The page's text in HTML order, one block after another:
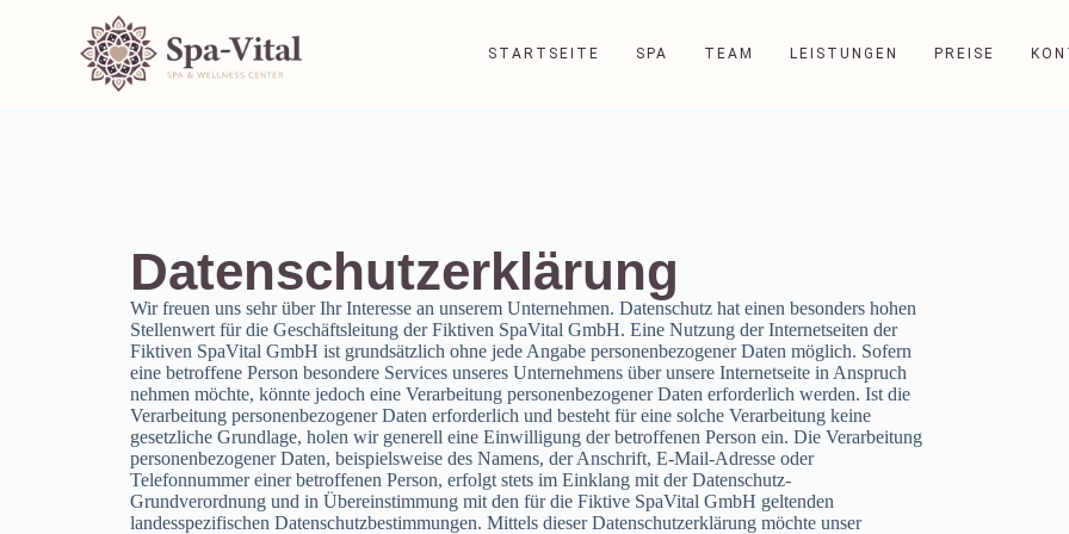
STARTSEITE SPA TEAM LEISTUNGEN PREISE
Datenschutzerklärung
Wir freuen uns sehr über Ihr Interesse an unserem Unternehmen. Datenschutz hat einen besonders hohen
Stellenwert für die Geschäftsleitung der Fiktiven SpaVital GmbH. Eine Nutzung der Internetseiten der
Fiktiven SpaVital GmbH ist grundsätzlich ohne jede Angabe personenbezogener Daten möglich. Sofern
eine betroffene Person besondere Services unseres Unternehmens über unsere Internetseite in Anspruch
nehmen möchte, könnte jedoch eine Verarbeitung personenbezogener Daten erforderlich werden. Ist die
Verarbeitung personenbezogener Daten erforderlich und besteht für eine solche Verarbeitung keine
gesetzliche Grundlage, holen wir generell eine Einwilligung der betroffenen Person ein. Die Verarbeitung
personenbezogener Daten, beispielsweise des Namens, der Anschrift, E-Mail-Adresse oder
Telefonnummer einer betroffenen Person, erfolgt stets im Einklang mit der Datenschutz-
Grundverordnung und in Übereinstimmung mit den für die Fiktive SpaVital GmbH geltenden
landesspezifischen Datenschutzbestimmungen. Mittels dieser Datenschutzerklärung möchte unser